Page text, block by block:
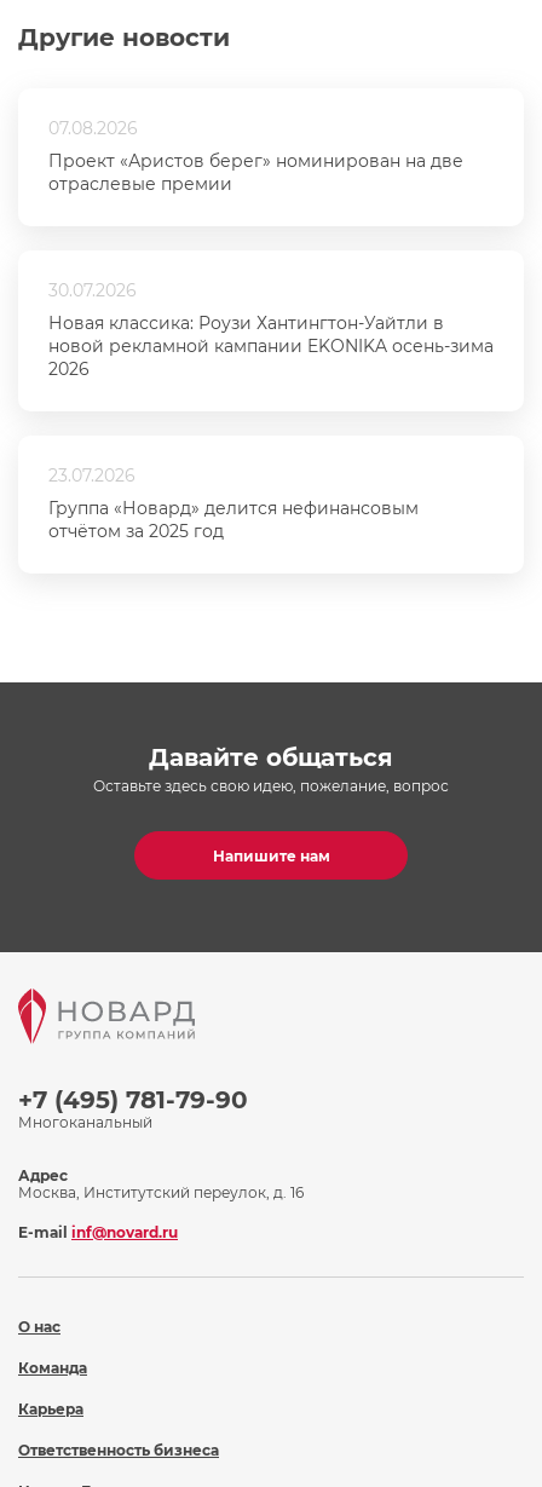
Другие новости
07.08.2026
Проект «Аристов берег» номинирован на две
отраслевые премии
30.07.2026
Новая классика: Роузи Хантингтон-Уайтли в
новой рекламной кампании EKONIKA осень-зима
2026
23.07.2026
Группа «Новард» делится нефинансовым
отчётом за 2025 год
Давайте общаться
Оставьте здесь свою идею, пожелание, вопрос
Напишите нам
+7 (495) 781-79-90
Многоканальный
О нас
Команда
Карьера
Ответственность бизнеса
Адрес
Москва, Институтский переулок, д. 16
E-mail inf@novard.ru